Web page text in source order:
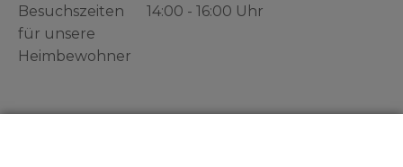
Besuchszeiten
für unsere
Heimbewohner
14:00 - 16:00 Uhr